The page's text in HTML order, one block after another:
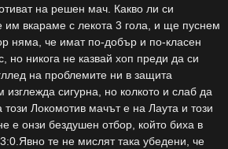
на решен мач. Какво ли си
им вкараме с лекота 3 гола, и ще пуснем
няма, че имат по-добър и по-класен
но никога не казвай хоп преди да си
на проблемите ни в защита
изглежда сигурна, но колкото и слаб да
Локомотив мачът е на Лаута и този
е онзи бездушен отбор, който биха в
те не мислят така убедени, че